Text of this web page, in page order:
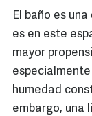
El baño es
es en este
mayor
humedad
embargo, una